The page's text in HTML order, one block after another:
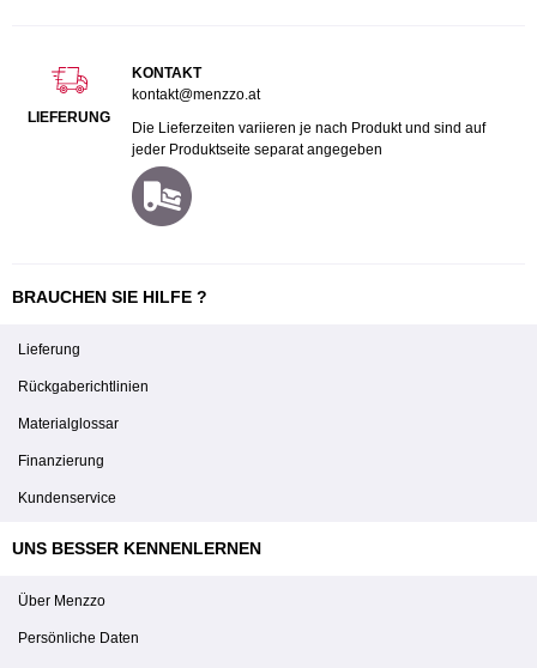
LIEFERUNG
KONTAKT
kontakt@menzzo.at
Die Lieferzeiten variieren je nach Produkt und sind auf
jeder Produktseite separat angegeben
BRAUCHEN SIE HILFE ?
Lieferung
Rückgaberichtlinien
Materialglossar
Finanzierung
Kundenservice
UNS BESSER KENNENLERNEN
Über Menzzo
Persönliche Daten